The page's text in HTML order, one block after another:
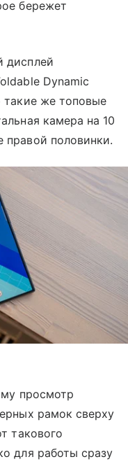
бережет
дисплей
Dynamic
такие же топовые
камера на 10
правой половинки.
просмотр
рамок сверху
такового
для работы сразу